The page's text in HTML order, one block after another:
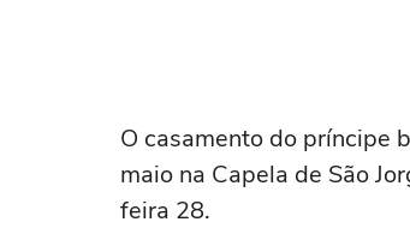
O casamento do príncipe
maio na Capela de São
feira 28.